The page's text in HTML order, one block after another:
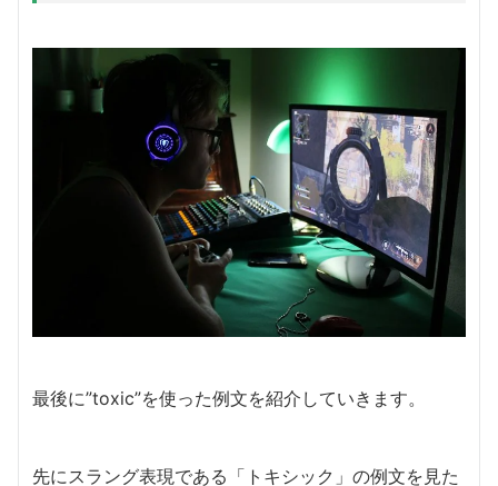
最後に”toxic”を使った例文を紹介していきます。
先にスラング表現である「トキシック」の例文を見た